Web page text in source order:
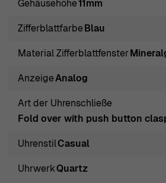
Zeitgenauigkeit, was für den
heute entscheidend ist. Mit einer
Tragekomfort. Das Mineralglas
Kratzern, während die
einer Länge von 21cm und einer
spiegelt das Edelstahlband die
wider und rundet das ästhetische
Datumsanzeige, was sie zu einem
Gehäusehöhe11mm
ZifferblattfarbeBlau
Material Zifferblattfenster
AnzeigeAnalog
Art der Uhrenschließe
Fold over with push button
UhrenstilCasual
UhrwerkQuartz